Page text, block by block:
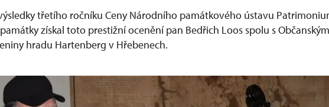
třetího ročníku Ceny Národního památkového ústavu
získal toto prestižní ocenění pan Bedřich Loos spolu s
hradu Hartenberg v Hřebenech.